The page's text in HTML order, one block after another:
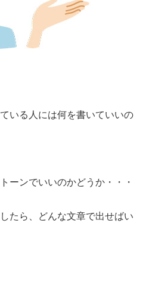
いる人には何を書いていいの
ーンでいいのかどうか・・・
たら、どんな文章で出せばい